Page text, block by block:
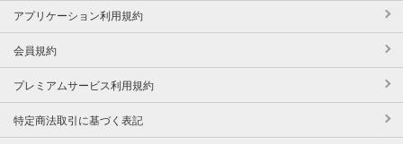
アプリケーション利用規約
会員規約
プレミアムサービス利用規約
特定商法取引に基づく表記